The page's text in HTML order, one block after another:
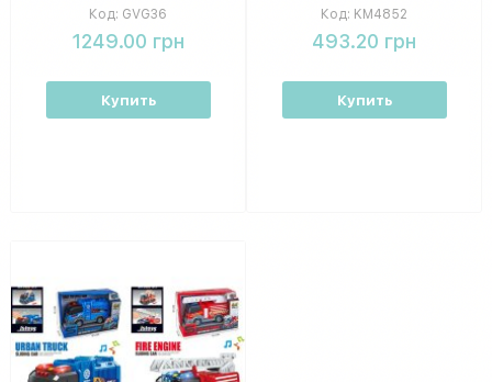
Код: GVG36
1249.00 грн
Купить
Код: KM4852
493.20 грн
Купить